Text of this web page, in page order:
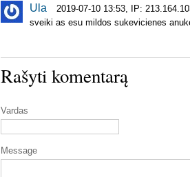
Ula
2019-07-10 13:53, IP:
sveiki as esu mildos sukevicienes
Rašyti komentarą
Vardas
Message